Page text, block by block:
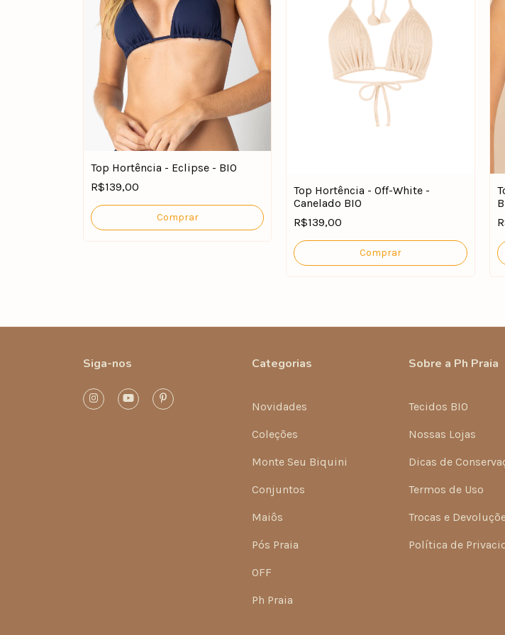
Top Hortência - Eclipse - BIO
R$139,00
Comprar
Top Hortência - Off-White -
Canelado BIO
R$139,00
Comprar
Siga-nos Categorias
Novidades
Coleções
Monte Seu Biquini
Conjuntos
Maiôs
Pós Praia
OFF
Ph Praia
Sobre a Ph Praia
Tecidos BIO
Nossas Lojas
Dicas de
Termos de Uso
Trocas e
Política de